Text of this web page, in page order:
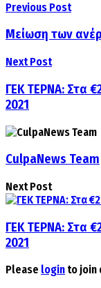
Previous Post
Μείωση των
Next Post
ΓΕΚ ΤΕΡΝΑ: Στα
2021
CulpaNews Team
Next Post
ΓΕΚ ΤΕΡΝΑ: Στα
2021
Please login to join